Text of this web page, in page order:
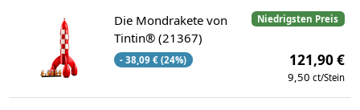
Niedrigsten Preis
Die Mondrakete von
Tintin® (21367)
- 38,09 € (24%) 121,90 €
9,50 ct/Stein